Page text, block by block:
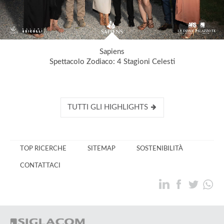
Sapiens
Spettacolo Zodiaco: 4 Stagioni Celesti
TUTTI GLI HIGHLIGHTS
TOP RICERCHE SITEMAP SOSTENIBILITÀ
CONTATTACI